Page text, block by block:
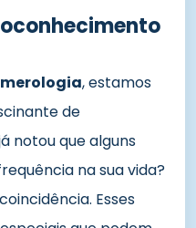
, estamos
de
notou que alguns
na sua vida?
Esses